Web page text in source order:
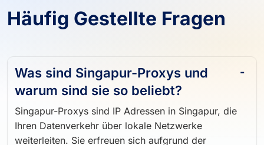
Häufig Gestellte Fragen
Was sind Singapur-Proxys und
warum sind sie so beliebt?
Singapur-Proxys sind IP Adressen in Singapur, die
Ihren Datenverkehr über lokale Netzwerke